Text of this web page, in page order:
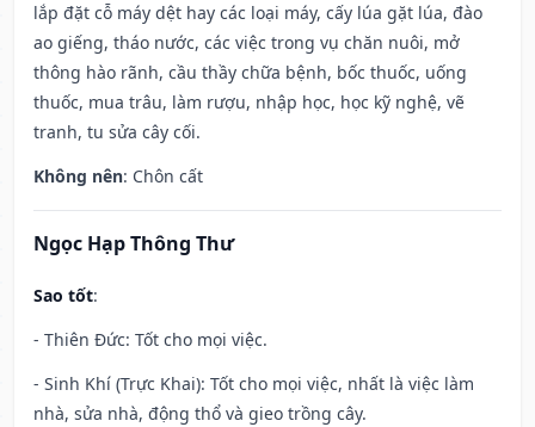
lắp đặt cỗ máy dệt hay các loại máy, cấy lúa gặt lúa, đào
ao giếng, tháo nước, các việc trong vụ chăn nuôi, mở
thông hào rãnh, cầu thầy chữa bệnh, bốc thuốc, uống
thuốc, mua trâu, làm rượu, nhập học, học kỹ nghệ, vẽ
tranh, tu sửa cây cối.
Không nên: Chôn cất
Ngọc Hạp Thông Thư
Sao tốt:
- Thiên Đức: Tốt cho mọi việc.
- Sinh Khí (Trực Khai): Tốt cho mọi việc, nhất là việc làm
nhà, sửa nhà, động thổ và gieo trồng cây.